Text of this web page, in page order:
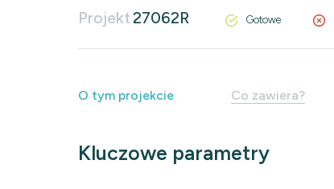
Projekt27062R Gotowe
O tym projekcie Co zawiera?
Kluczowe parametry